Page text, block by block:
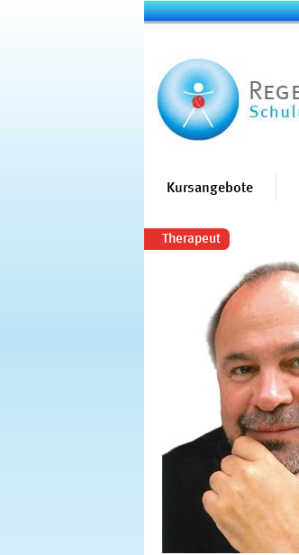
Kursangebote
Therapeut